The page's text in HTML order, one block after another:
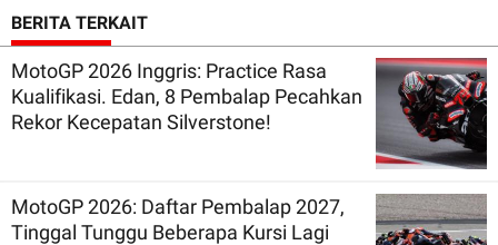
BERITA TERKAIT
MotoGP 2026 Inggris: Practice Rasa
Kualifikasi. Edan, 8 Pembalap Pecahkan
Rekor Kecepatan Silverstone!
MotoGP 2026: Daftar Pembalap 2027,
Tinggal Tunggu Beberapa Kursi Lagi